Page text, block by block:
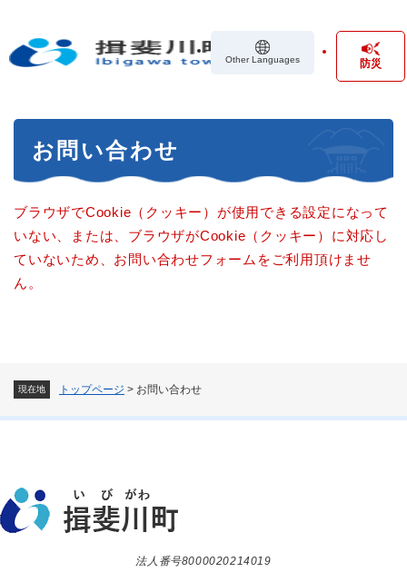
の
Other Languages 防災
現在地 トップページ > お問い合わせ
お問い合わせ
ブラウザでCookie（クッキー）が使用できる設定になって
いない、または、ブラウザがCookie（クッキー）に対応し
ていないため、お問い合わせフォームをご利用頂けませ
ん。
法人番号8000020214019